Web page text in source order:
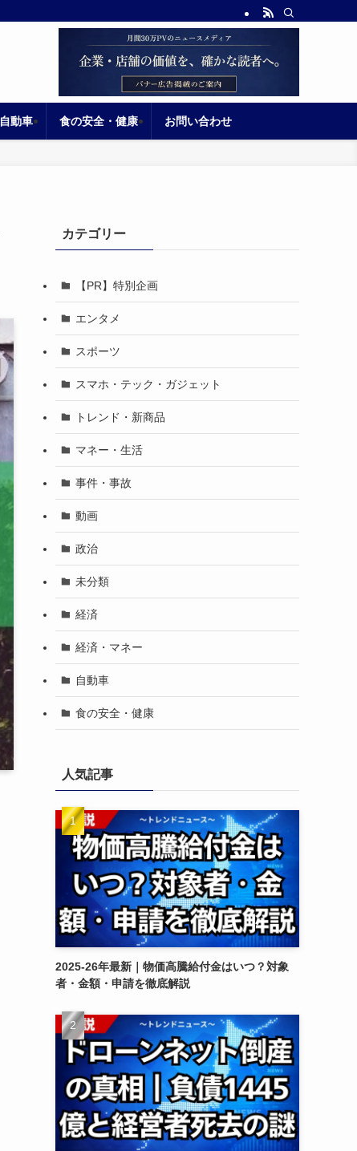
自動車 食の安全・健康 お問い合わせ
カテゴリー
【PR】特別企画
エンタメ
スポーツ
スマホ・テック・ガジェット
トレンド・新商品
マネー・生活
事件・事故
動画
政治
未分類
経済
経済・マネー
自動車
食の安全・健康
人気記事
2025-26年最新｜物価高騰給付金はいつ？対象
者・金額・申請を徹底解説